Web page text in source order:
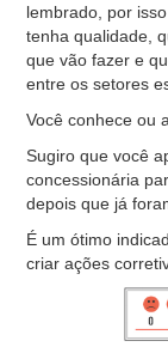
lembrado, por
tenha qualidade,
que vão fazer e
entre os setores
Você conhece ou
Sugiro que você
concessionária
depois que já
É um ótimo
criar ações